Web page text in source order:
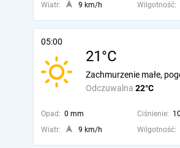
Wiatr:
9 km/h Wilgotność:
05:00
21°C
Odczuwalna 22°C
Zachmurzenie małe,
Opad: 0 mm Ciśnienie:
Wiatr:
9 km/h Wilgotność: